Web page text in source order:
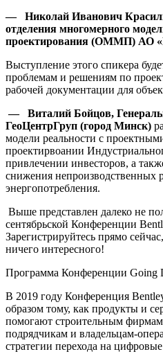
— Николай Иванович
отделения многомерного
проектирования (ОММП) АО
Выступление этого спикера
проблемам и решениям по
рабочей документации для
— Виталий Бойцов,
ГеоЦентрГруп (город Минск)
модели реальности с
проектирвоании
привлечении инвесторов, а
снижения непроизводственных
энергопотребления.
Выше представлен далеко не
сентябрьской Конференции
Зарегистрируйтесь прямо
ничего интересного!
Программа Конференции Going
В 2019 году Конференция
образом тому, как продукты и
помогают строительным
подрядчикам и владельцам-
стратегии перехода на